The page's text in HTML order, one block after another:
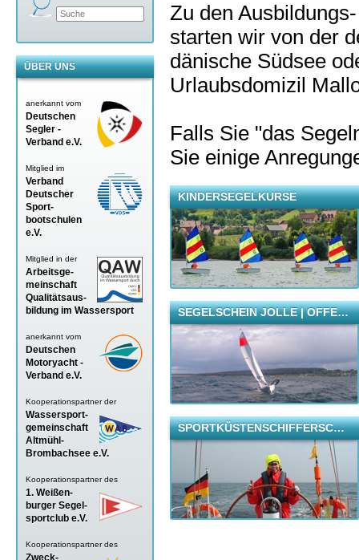
ÜBER UNS
anerkannt vom
Deutschen
Segler -
Verband e.V.
Mitglied im
Verband
Deutscher
Sport-
bootschulen
e.V.
Mitglied in der
Arbeitsge-
meinschaft
Qualitätsaus-
bildung im Wassersport
anerkannt vom
Deutschen
Motoryacht -
Verband e.V.
Kooperationspartner der
Wassersport-
gemeinschaft
Altmühl-
Brombachsee e.V.
Kooperationspartner des
1. Weißen-
burger Segel-
sportclub e.V.
Kooperationspartner des
Zweck-
Zu den
starten wir von der
dänische Südsee
Urlaubsdomizil
Falls Sie "das
Sie einige
KINDERSEGELKURSE
SEGELSCHEIN JOLLE | OFFE…
SPORTKÜSTENSCHIFFERSC…